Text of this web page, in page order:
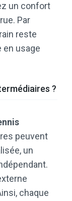
un confort
Par
reste
en usage
?
peuvent
un
chaque